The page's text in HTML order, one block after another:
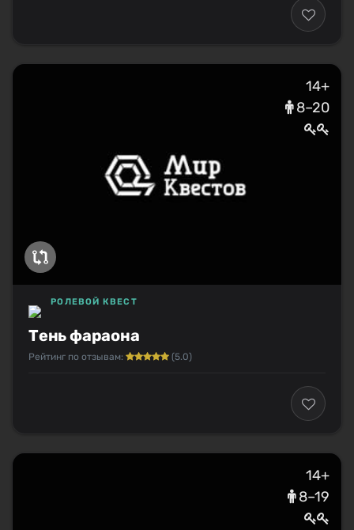
14+
8–20
Тень фараона
РОЛЕВОЙ КВЕСТ
Рейтинг по отзывам: (5.0)
14+
8–19